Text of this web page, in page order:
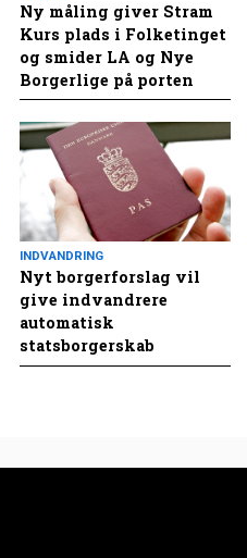
Ny måling giver Stram
Kurs plads i Folketinget
og smider LA og Nye
Borgerlige på porten
INDVANDRING
Nyt borgerforslag vil
give indvandrere
automatisk
statsborgerskab